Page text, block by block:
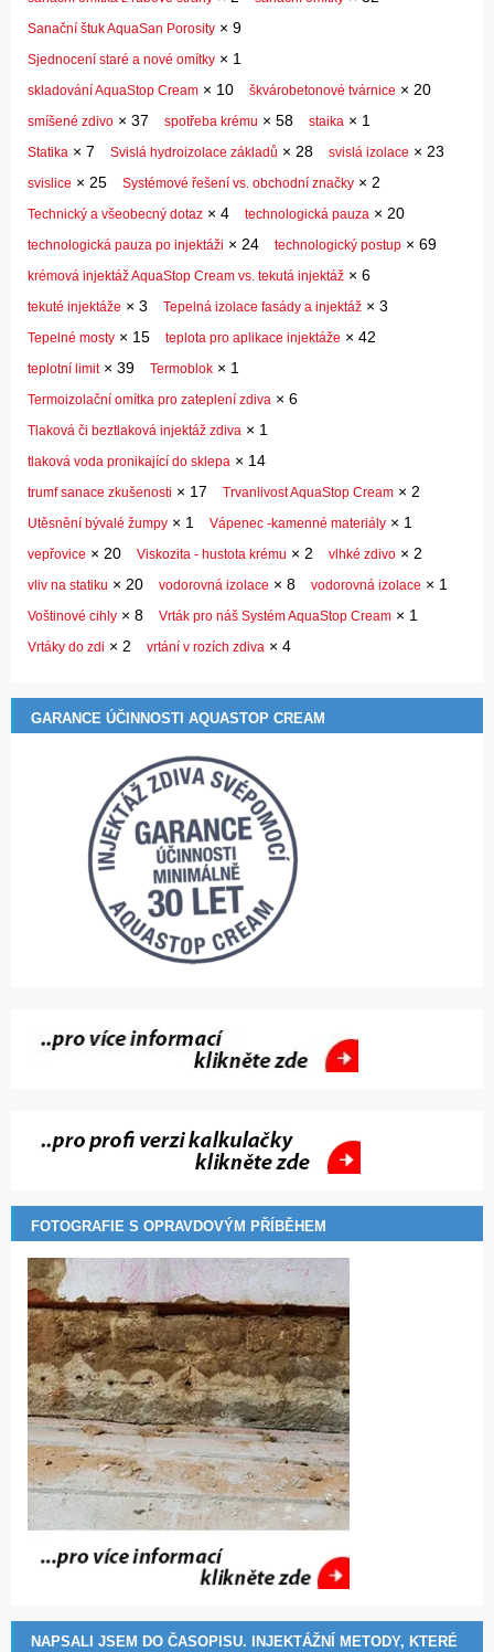
Sanační štuk AquaSan Porosity × 9
Sjednocení staré a nové omítky × 1
skladování AquaStop Cream × 10 škvárobetonové tvárnice × 20
smíšené zdivo × 37 spotřeba krému × 58 staika × 1
Statika × 7 Svislá hydroizolace základů × 28 svislá izolace × 23
svislice × 25 Systémové řešení vs. obchodní značky × 2
Technický a všeobecný dotaz × 4 technologická pauza × 20
technologická pauza po injektáži × 24 technologický postup × 69
krémová injektáž AquaStop Cream vs. tekutá injektáž × 6
tekuté injektáže × 3 Tepelná izolace fasády a injektáž × 3
Tepelné mosty × 15 teplota pro aplikace injektáže × 42
teplotní limit× 39 Termoblok × 1
Termoizolační omítka pro zateplení zdiva × 6
Tlaková či beztlaková injektáž zdiva × 1
tlaková voda pronikající do sklepa × 14
trumf sanace zkušenosti × 17 Trvanlivost AquaStop Cream × 2
Utěsnění bývalé žumpy × 1 Vápenec -kamenné materiály × 1
vepřovice × 20 Viskozita - hustota krému × 2 vlhké zdivo × 2
vliv na statiku × 20 vodorovná izolace × 8 vodorovná izolace × 1
Voštinové cihly × 8 Vrták pro náš Systém AquaStop Cream × 1
Vrtáky do zdi × 2 vrtání v rozích zdiva × 4
GARANCE ÚČINNOSTI AQUASTOP CREAM
FOTOGRAFIE S OPRAVDOVÝM PŘÍBĚHEM
NAPSALI JSEM DO ČASOPISU. INJEKTÁŽNÍ METODY, KTERÉ